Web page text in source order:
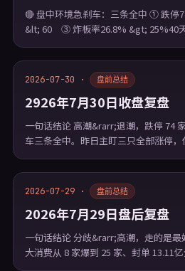
🔴 盘中环境急刹车：三条全中 ① 跌
&lt; 60 ③ 炸板率26.8% &gt; 25%40
2026-07-30 · 盘前总结
2926年7月30日收盘复盘
一句话结论 高潮&rarr;退潮，跌停 74
车三条全中。昨日主盯三只全部涨停
2026-07-29 · 盘前总结
2026年7月29日盘后复盘
一句话结论 分歧&rarr;高潮，走的是最
大消费从 8 家爆到 25 家、封单 13.11